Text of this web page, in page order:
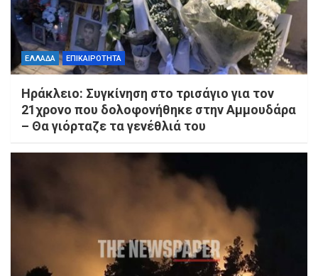
ΕΛΛΑΔΑ ΕΠΙΚΑΙΡΟΤΗΤΑ
Ηράκλειο: Συγκίνηση στο τρισάγιο για τον
21χρονο που δολοφονήθηκε στην Αμμουδάρα
– Θα γιόρταζε τα γενέθλιά του